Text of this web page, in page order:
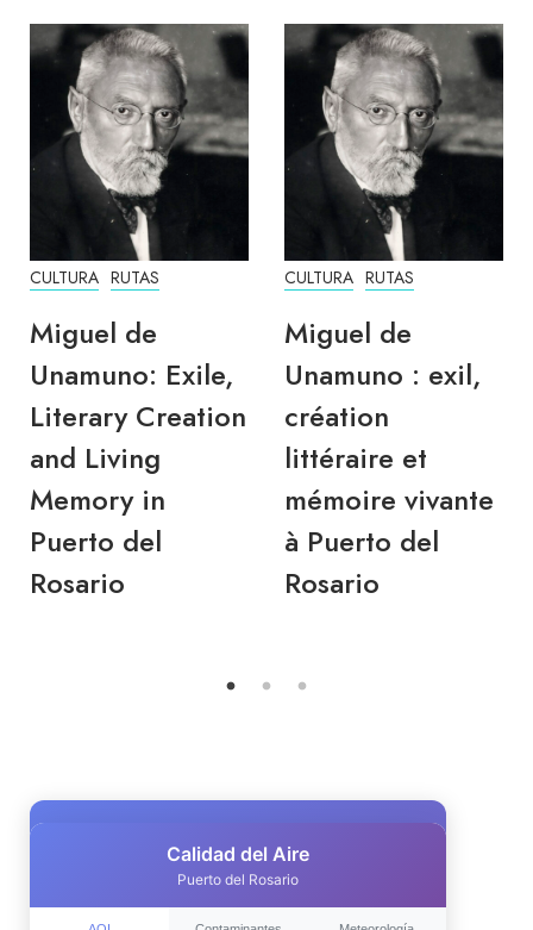
CULTURA RUTAS
Miguel de
Unamuno: Exile,
Literary Creation
and Living
Memory in
Puerto del
Rosario
CULTURA RUTAS
Miguel de
Unamuno : exil,
création
littéraire et
mémoire vivante
à Puerto del
Rosario